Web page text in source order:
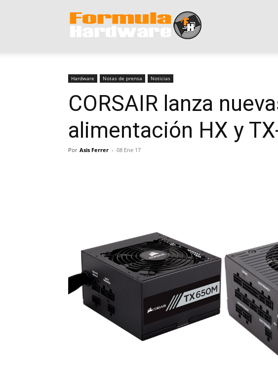
Hardware Notas de prensa Noticias
CORSAIR lanza
alimentación HX y
Por Asis Ferrer - 08 Ene 17